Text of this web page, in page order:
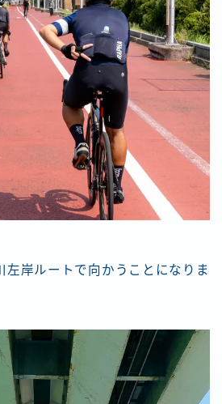
左岸ルートで向かうことになりま